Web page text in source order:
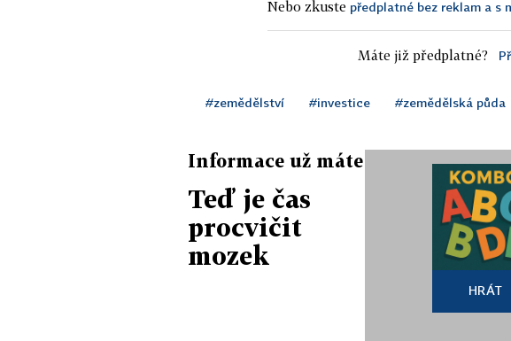
Nebo zkuste předplatné bez reklam a s
Máte již předplatné?
#zemědělství #investice #zemědělská půda
Informace už máte
Teď je čas
procvičit
mozek
HRÁT